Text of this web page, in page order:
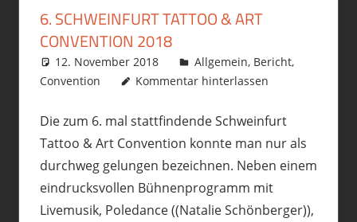
6. SCHWEINFURT TATTOO & ART
CONVENTION 2018
12. November 2018 philofax
Allgemein, Bericht,
Convention
Kommentar hinterlassen
Die zum 6. mal stattfindende Schweinfurt
Tattoo & Art Convention konnte man nur als
durchweg gelungen bezeichnen. Neben einem
eindrucksvollen Bühnenprogramm mit
Livemusik, Poledance ((Natalie Schönberger)),